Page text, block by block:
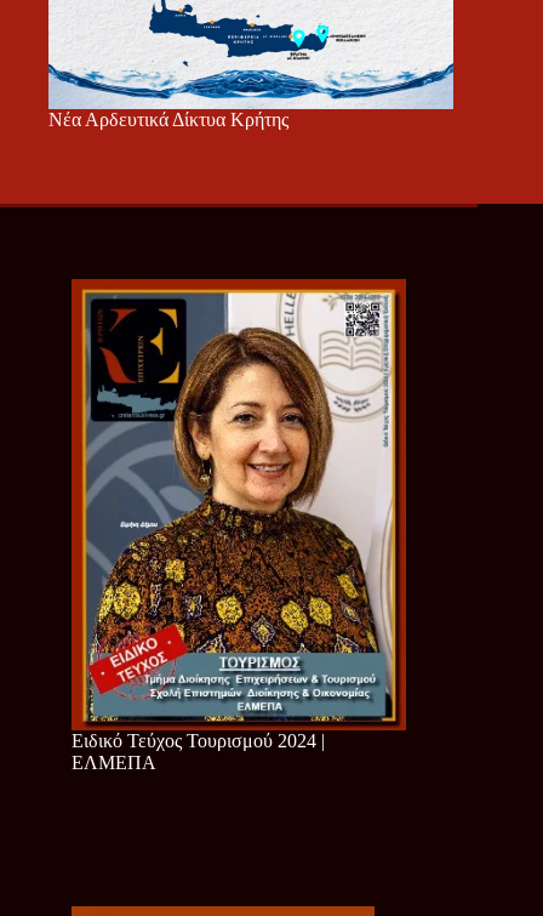
Νέα Αρδευτικά Δίκτυα Κρήτης
Ειδικό Τεύχος Τουρισμού 2024 |
ΕΛΜΕΠΑ